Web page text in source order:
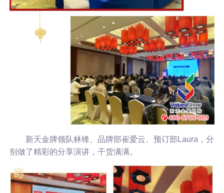
新天金牌领队林锋、品牌部崔爱云、预订部Laura，分
别做了精彩的分享演讲，干货满满。